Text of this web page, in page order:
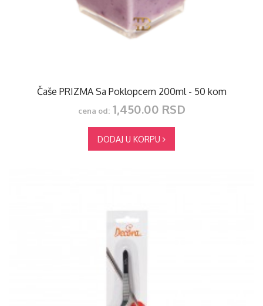
Čaše PRIZMA Sa Poklopcem 200ml - 50 kom
cena od:1,450.00 RSD
DODAJ U KORPU